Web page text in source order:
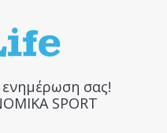
σας!
SPORT